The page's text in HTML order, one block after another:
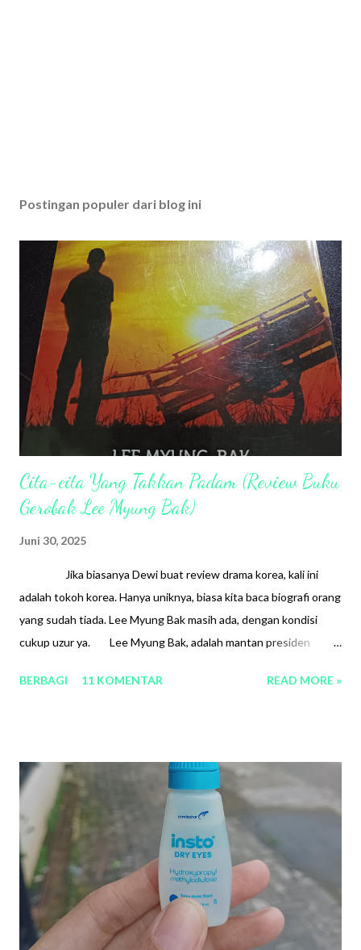
s
t
Postingan populer dari blog ini
Cita-cita Yang Takkan Padam (Review Buku
Gerobak Lee Myung Bak)
Juni 30, 2025
Jika biasanya Dewi buat review drama korea, kali ini
adalah tokoh korea. Hanya uniknya, biasa kita baca biografi orang
yang sudah tiada. Lee Myung Bak masih ada, dengan kondisi
cukup uzur ya. Lee Myung Bak, adalah mantan presiden
sederhana. Bahkan bisa dibilang miskin. Meski kelahiran Jepang,
kelima. Dalam tradisi korea, orang tua percaya bahwa cukup
menyekolahkan anak-anak tertua saja hingga perguruan tinggi,
yang nantinya mereka bisa menjadi tumpuan keluarga. Ia dan
ibunya bekerja keras untuk memenuhi kebutuhan sekolah
abang-abangnya, sementara ia sendiri tidak berniat
disekolahkan. Miris ya. Namun mimp...
BERBAGI 11 KOMENTAR READ MORE »